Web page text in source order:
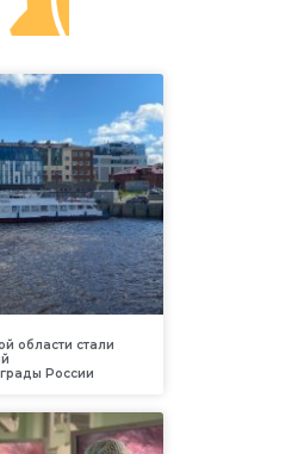
области стали
России